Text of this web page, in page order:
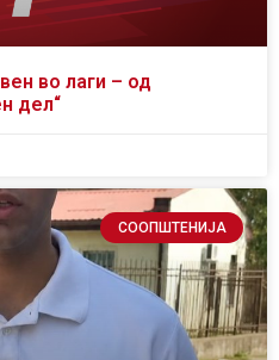
во лаги – од
дел“
СООПШТЕНИЈА